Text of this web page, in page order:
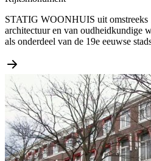
STATIG WOONHUIS uit omstreeks
architectuur en van oudheidkundige
als onderdeel van de 19e eeuwse